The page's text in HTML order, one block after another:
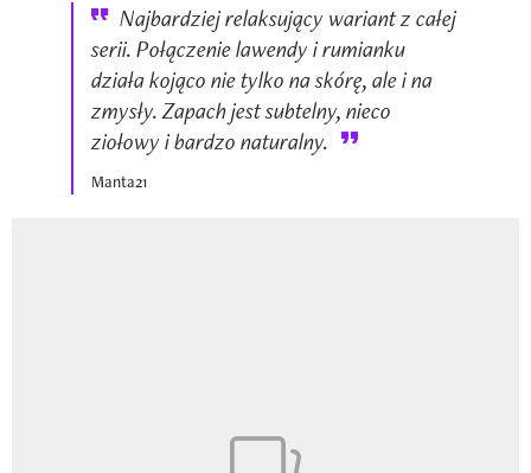
Najbardziej relaksujący wariant z całej
serii. Połączenie lawendy i rumianku
działa kojąco nie tylko na skórę, ale i na
zmysły. Zapach jest subtelny, nieco
ziołowy i bardzo naturalny.
Manta21